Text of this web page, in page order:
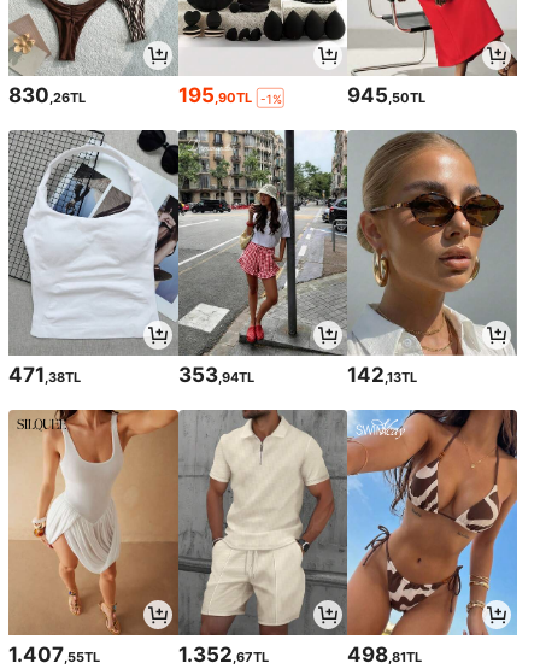
830 ,26TL 195 ,90TL -1% 945 ,50TL
471,38TL 353,94TL 142,13TL
1.407,55TL 1.352,67TL 498,81TL